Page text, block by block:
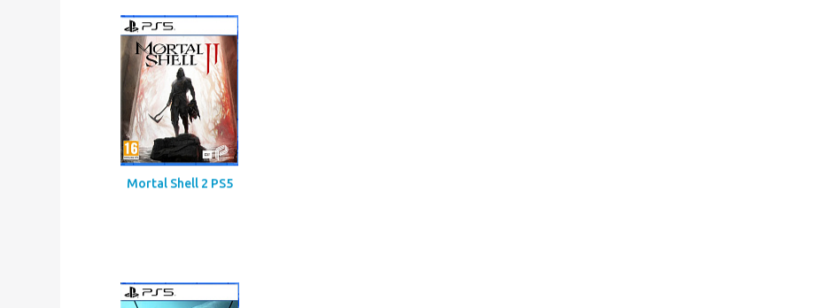
The Blood of Dawnwalker
PS5